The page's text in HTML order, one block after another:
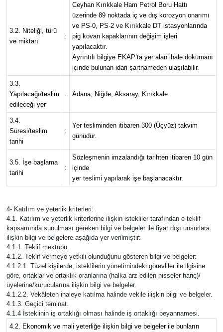
3.2. Niteliği, türü
ve miktarı
:
Ceyhan Kırıkkale Ham Petrol Boru Hattı
üzerinde 89 noktada iç ve dış korozyon onarımı
ve PS-0, PS-2 ve Kırıkkale DT istasyonlarında
pig kovan kapaklarının değişim işleri
yapılacaktır.
Ayrıntılı bilgiye EKAP’ta yer alan ihale dokümanı
içinde bulunan idari şartnameden ulaşılabilir.
3.3.
Yapılacağı/teslim
edileceği yer
: Adana, Niğde, Aksaray, Kırıkkale
3.4.
Süresi/teslim
tarihi
:
Yer tesliminden itibaren 300 (Üçyüz) takvim
günüdür.
3.5. İşe başlama
tarihi
:
Sözleşmenin imzalandığı tarihten itibaren 10 gün
içinde
yer teslimi yapılarak işe başlanacaktır.
4- Katılım ve yeterlik kriterleri:
4.1. Katılım ve yeterlik kriterlerine ilişkin istekliler tarafından e-teklif
kapsamında sunulması gereken bilgi ve belgeler ile fiyat dışı unsurlara
ilişkin bilgi ve belgelere aşağıda yer verilmiştir:
4.1.1. Teklif mektubu.
4.1.2. Teklif vermeye yetkili olunduğunu gösteren bilgi ve belgeler:
4.1.2.1. Tüzel kişilerde; isteklilerin yönetimindeki görevliler ile ilgisine
göre, ortaklar ve ortaklık oranlarına (halka arz edilen hisseler hariç)/
üyelerine/kurucularına ilişkin bilgi ve belgeler.
4.1.2.2. Vekâleten ihaleye katılma halinde vekile ilişkin bilgi ve belgeler.
4.1.3. Geçici teminat.
4.1.4 İsteklinin iş ortaklığı olması halinde iş ortaklığı beyannamesi.
4.2. Ekonomik ve mali yeterliğe ilişkin bilgi ve belgeler ile bunların